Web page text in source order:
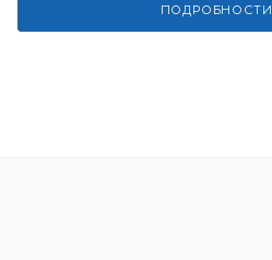
ПОДРОБНОСТИ